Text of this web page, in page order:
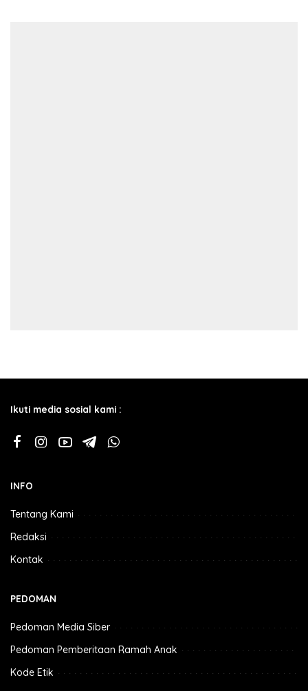
Ikuti media sosial kami :
INFO
Tentang Kami
Redaksi
Kontak
PEDOMAN
Pedoman Media Siber
Pedoman Pemberitaan Ramah Anak
Kode Etik